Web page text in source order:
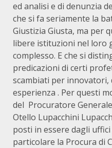
ed analisi e di denunzia
che si fa seriamente la
Giustizia Giusta, ma per
libere istituzioni nel loro
complesso. E che si
predicazioni di certi
scambiati per innovatori,
esperienza . Per questi
del Procuratore
Otello Lupacchini
posti in essere dagli
particolare la Procura di